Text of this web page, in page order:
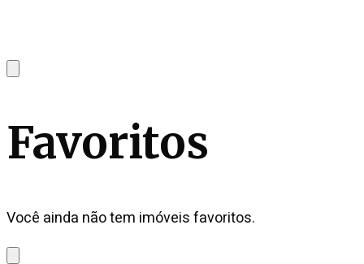
Favoritos
Você ainda não tem imóveis favoritos.